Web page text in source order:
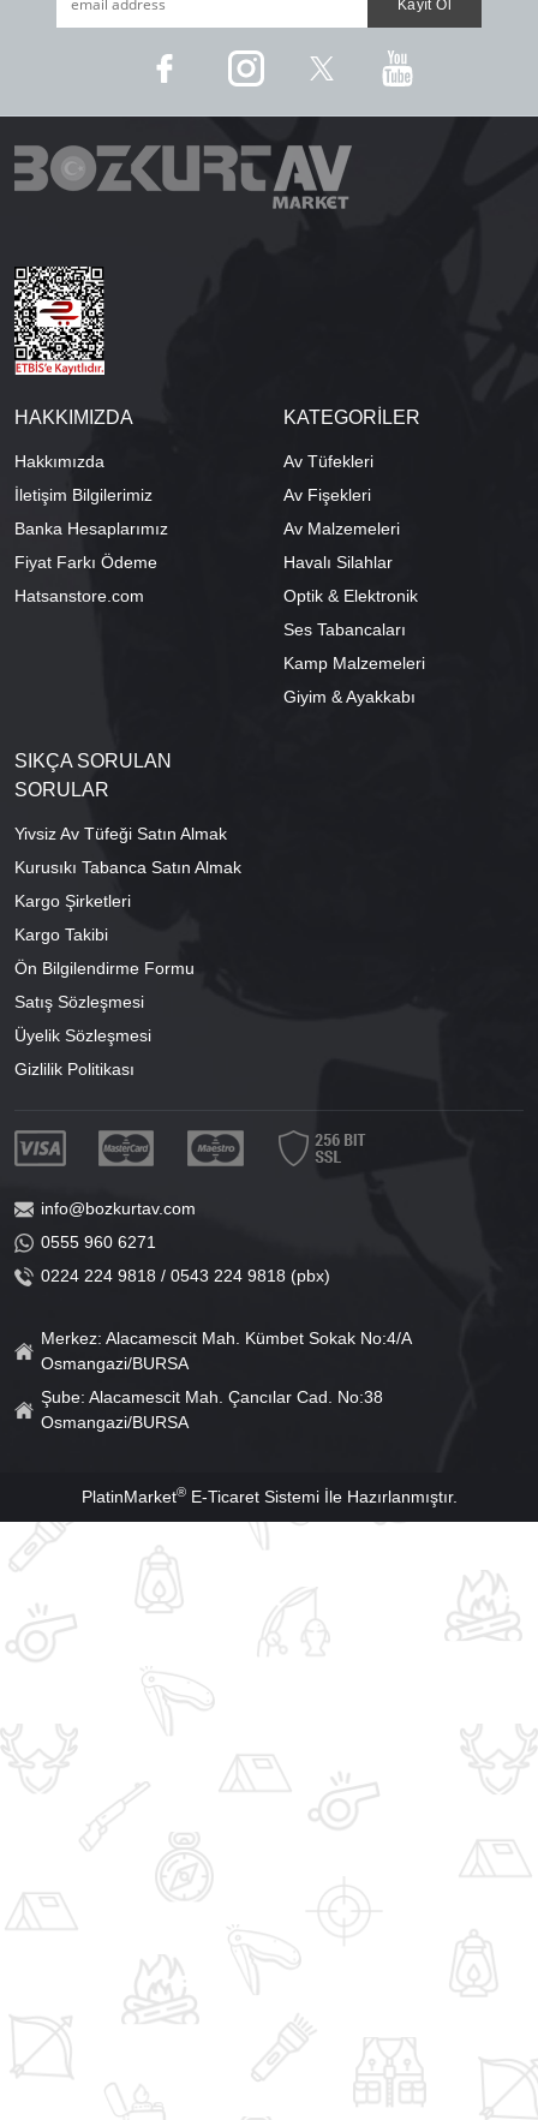
HAKKIMIZDA
Hakkımızda
İletişim Bilgilerimiz
Banka Hesaplarımız
Fiyat Farkı Ödeme
Hatsanstore.com
KATEGORİLER
Av Tüfekleri
Av Fişekleri
Av Malzemeleri
Havalı Silahlar
Optik & Elektronik
Ses Tabancaları
Kamp Malzemeleri
Giyim & Ayakkabı
SIKÇA SORULAN
SORULAR
Yivsiz Av Tüfeği Satın Almak
Kurusıkı Tabanca Satın Almak
Kargo Şirketleri
Kargo Takibi
Ön Bilgilendirme Formu
Satış Sözleşmesi
Üyelik Sözleşmesi
Gizlilik Politikası
info@bozkurtav.com
0555 960 6271
0224 224 9818 / 0543 224 9818 (pbx)
Merkez: Alacamescit Mah. Kümbet Sokak No:4/A
Osmangazi/BURSA
Şube: Alacamescit Mah. Çancılar Cad. No:38
Osmangazi/BURSA
PlatinMarket®E-Ticaret Sistemiİle Hazırlanmıştır.